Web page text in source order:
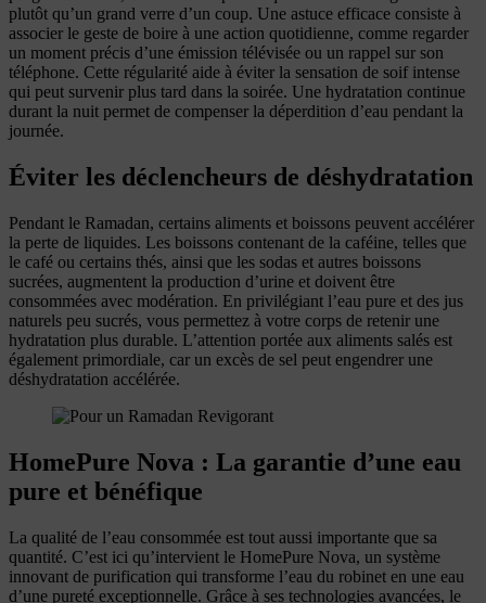
plutôt qu’un grand verre d’un coup. Une astuce efficace consiste à
associer le geste de boire à une action quotidienne, comme regarder
un moment précis d’une émission télévisée ou un rappel sur son
téléphone. Cette régularité aide à éviter la sensation de soif intense
qui peut survenir plus tard dans la soirée. Une hydratation continue
durant la nuit permet de compenser la déperdition d’eau pendant la
journée.
Éviter les déclencheurs de déshydratation
Pendant le Ramadan, certains aliments et boissons peuvent accélérer
la perte de liquides. Les boissons contenant de la caféine, telles que
le café ou certains thés, ainsi que les sodas et autres boissons
sucrées, augmentent la production d’urine et doivent être
consommées avec modération. En privilégiant l’eau pure et des jus
naturels peu sucrés, vous permettez à votre corps de retenir une
hydratation plus durable. L’attention portée aux aliments salés est
également primordiale, car un excès de sel peut engendrer une
déshydratation accélérée.
HomePure Nova : La garantie d’une eau
pure et bénéfique
La qualité de l’eau consommée est tout aussi importante que sa
quantité. C’est ici qu’intervient le HomePure Nova, un système
innovant de purification qui transforme l’eau du robinet en une eau
d’une pureté exceptionnelle. Grâce à ses technologies avancées, le